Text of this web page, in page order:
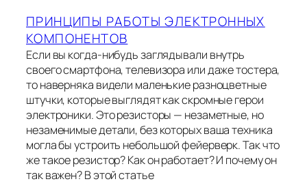
ПРИНЦИПЫ РАБОТЫ ЭЛЕКТРОННЫХ
КОМПОНЕНТОВ
Если вы когда-нибудь заглядывали внутрь
своего смартфона, телевизора или даже тостера,
то наверняка видели маленькие разноцветные
штучки, которые выглядят как скромные герои
электроники. Это резисторы — незаметные, но
незаменимые детали, без которых ваша техника
могла бы устроить небольшой фейерверк. Так что
же такое резистор? Как он работает? И почему он
так важен? В этой статье